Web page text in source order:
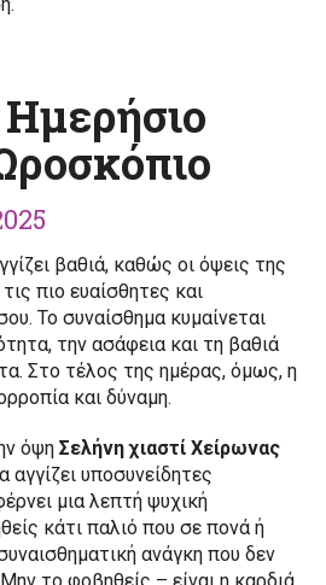
βαθιά, καθώς οι όψεις της
πιο ευαίσθητες και
Το συναίσθημα κυμαίνεται
την ασάφεια και τη βαθιά
Στο τέλος της ημέρας, όμως, η
και δύναμη.
όψη Σελήνη χιαστί Χείρωνας
αγγίζει υποσυνείδητες
μια λεπτή ψυχική
κάτι παλιό που σε πονά ή
ανάγκη που δεν